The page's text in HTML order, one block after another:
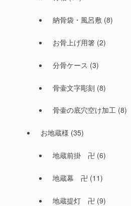
納骨袋・風呂敷(8)
お骨上げ用箸(2)
分骨ケース (3)
骨壷文字彫刻 (8)
骨壷の底穴空け加工(8)
お地蔵様 (35)
地蔵前掛 卍 (6)
地蔵幕 卍 (11)
地蔵提灯 卍 (9)